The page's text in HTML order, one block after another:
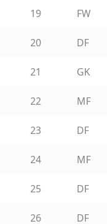
19 FW
20 DF
21 GK
22 MF
23 DF
24 MF
25 DF
26 DF